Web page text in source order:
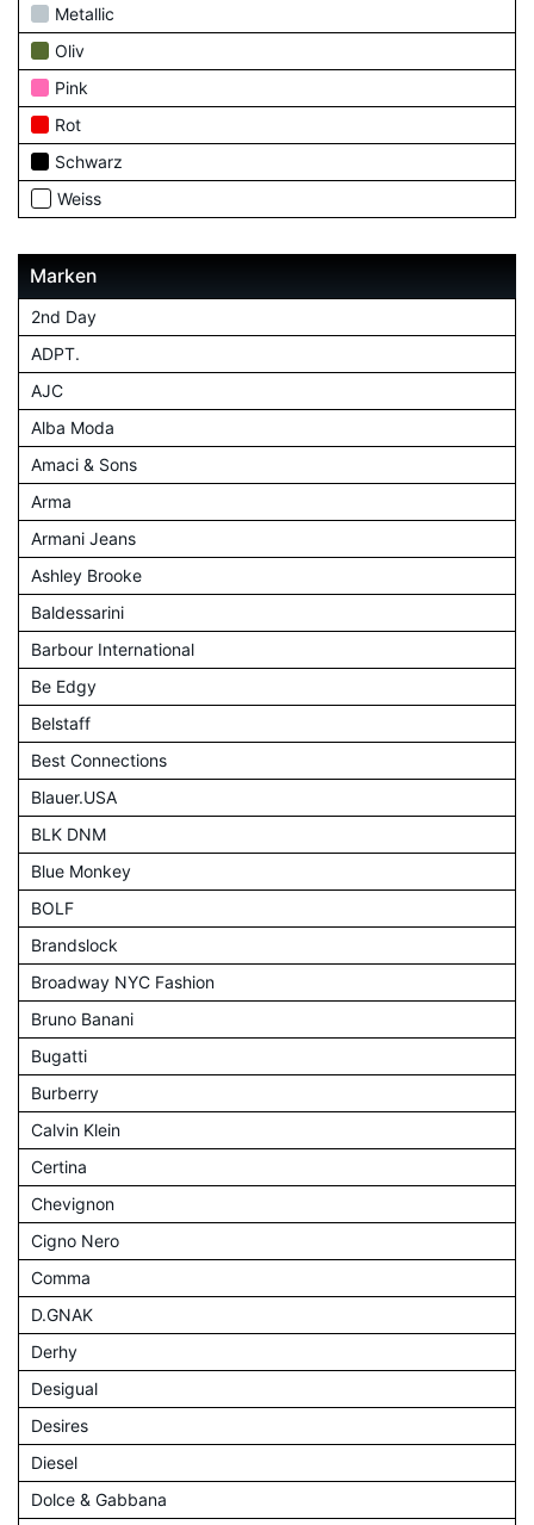
Metallic
Oliv
Pink
Rot
Schwarz
Weiss
Marken
2nd Day
ADPT.
AJC
Alba Moda
Amaci & Sons
Arma
Armani Jeans
Ashley Brooke
Baldessarini
Barbour International
Be Edgy
Belstaff
Best Connections
Blauer.USA
BLK DNM
Blue Monkey
BOLF
Brandslock
Broadway NYC Fashion
Bruno Banani
Bugatti
Burberry
Calvin Klein
Certina
Chevignon
Cigno Nero
Comma
D.GNAK
Derhy
Desigual
Desires
Diesel
Dolce & Gabbana